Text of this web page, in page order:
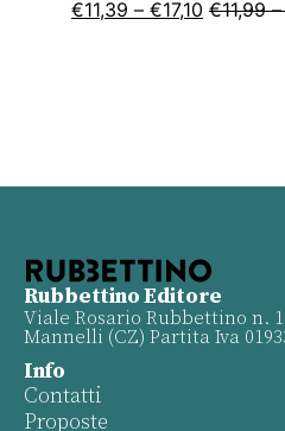
€11,39 – €17,10 €11,99
Rubbettino Editore
Viale Rosario Rubbettino n.
Mannelli (CZ) Partita Iva
Info
Contatti
Proposte